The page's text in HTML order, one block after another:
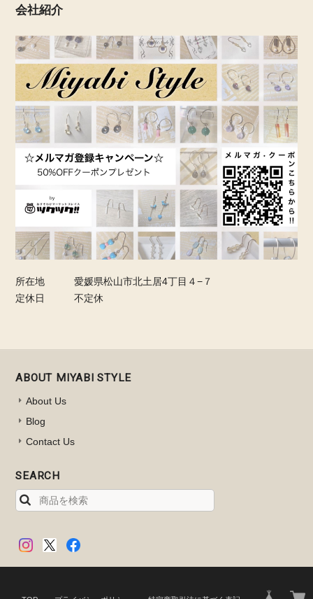
会社紹介
所在地
愛媛県松山市北土居4丁目４−７
定休日
不定休
ABOUT MIYABI STYLE
About Us
Blog
Contact Us
SEARCH